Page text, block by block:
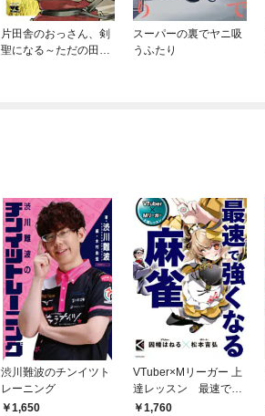
片田舎のおっさん、剣
聖になる～ただの田舎
スーパーの裏でヤニ吸
うふたり
渋川難波のチンイツト
レーニング
1,650
VTuber×Mリーガー 上
達レッスン 最速で強
くなる麻雀
1,760